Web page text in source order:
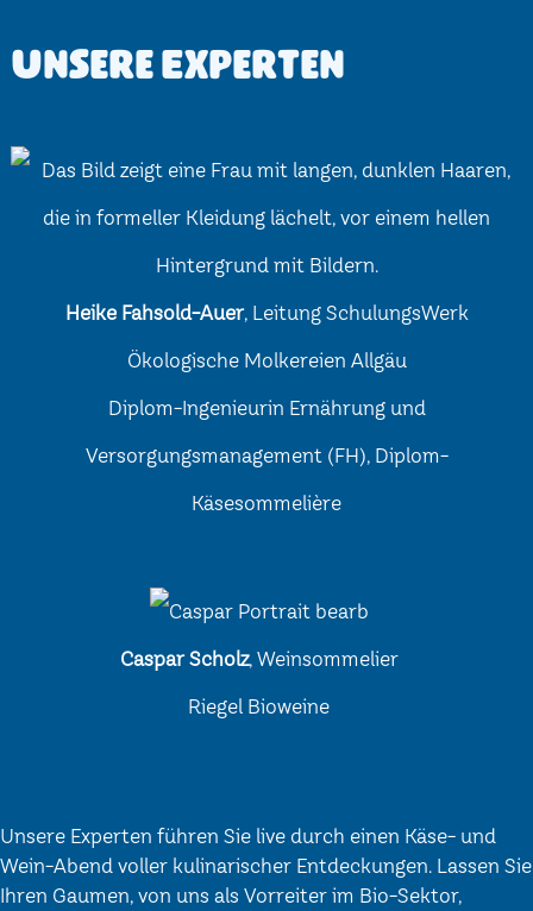
Unsere Experten
Heike Fahsold-Auer, Leitung SchulungsWerk
Ökologische Molkereien Allgäu
Diplom-Ingenieurin Ernährung und
Versorgungsmanagement (FH), Diplom-
Käsesommelière
Caspar Scholz, Weinsommelier
Riegel Bioweine
Unsere Experten führen Sie live durch einen Käse- und
Wein-Abend voller kulinarischer Entdeckungen. Lassen Sie
Ihren Gaumen, von uns als Vorreiter im Bio-Sektor,